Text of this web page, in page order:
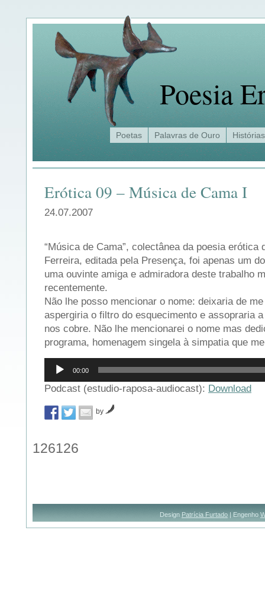
Poesia
Poetas Palavras de Ouro Histórias
Erótica 09 – Música de Cama I
24.07.2007
“Música de Cama”, colectânea da poesia erótica
Ferreira, editada pela Presença, foi apenas um
uma ouvinte amiga e admiradora deste trabalho
recentemente.
Não lhe posso mencionar o nome: deixaria de
aspergiria o filtro do esquecimento e assopraria
nos cobre. Não lhe mencionarei o nome mas
programa, homenagem singela à simpatia que
Reprodutor
áudio
00:00
Podcast (estudio-raposa-audiocast): Download
by
126126
Design Patrícia Furtado | Engenho